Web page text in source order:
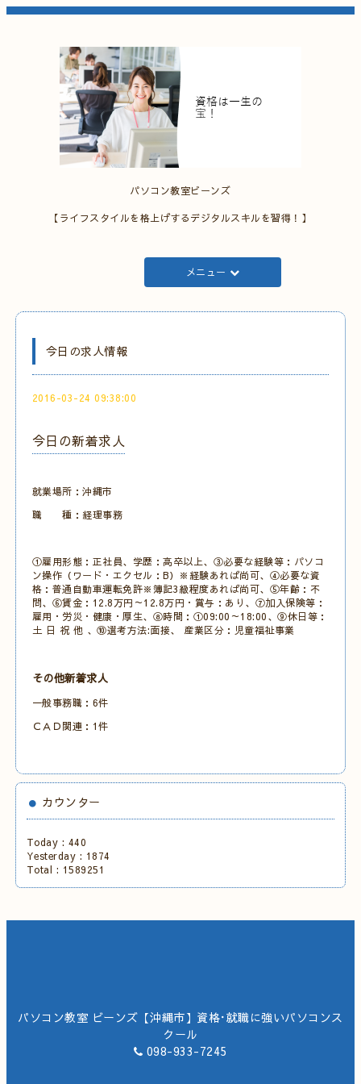
パソコン教室ビーンズ
【ライフスタイルを格上げするデジタルスキルを習得！】
メニュー
今日の求人情報
2016-03-24 09:38:00
今日の新着求人
就業場所：沖縄市
職 種：経理事務
①雇用形態：正社員、学歴：高卒以上、③必要な経験等：パソコ
ン操作（ワード・エクセル：B）※経験あれば尚可、④必要な資
格：普通自動車運転免許※簿記3級程度あれば尚可、⑤年齢：不
問、⑥賃金：12.8万円～12.8万円・賞与：あり、⑦加入保険等：
雇用・労災・健康・厚生、⑧時間：①09:00～18:00、⑨休日等：
土 日 祝 他 、⑩選考方法:面接、 産業区分：児童福祉事業
その他新着求人
一般事務職：6件
ＣＡＤ関連：1件
カウンター
Today : 440
Yesterday : 1874
Total : 1589251
パソコン教室 ビーンズ【沖縄市】資格･就職に強いパソコンス
クール
098-933-7245